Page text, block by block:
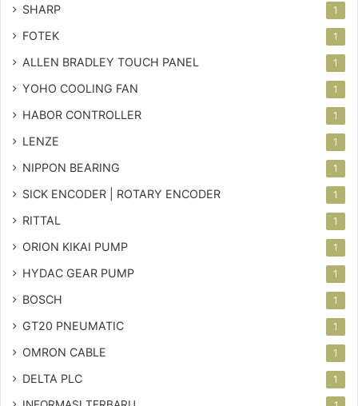
SHARP 1
FOTEK 1
ALLEN BRADLEY TOUCH PANEL 1
YOHO COOLING FAN 1
HABOR CONTROLLER 1
LENZE 1
NIPPON BEARING 1
SICK ENCODER | ROTARY ENCODER 1
RITTAL 1
ORION KIKAI PUMP 1
HYDAC GEAR PUMP 1
BOSCH 1
GT20 PNEUMATIC 1
OMRON CABLE 1
DELTA PLC 1